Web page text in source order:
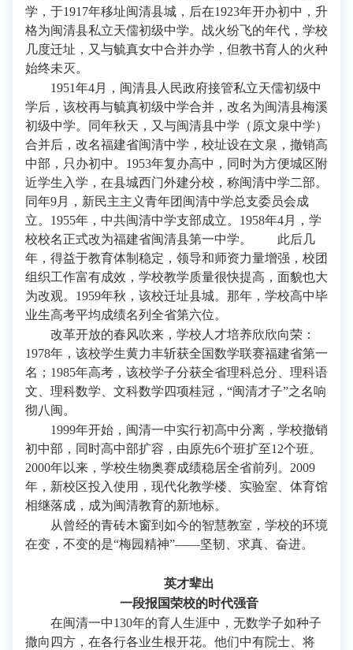
学，于1917年移址闽清县城，后在1923年开办初中，升
格为闽清县私立天儒初级中学。战火纷飞的年代，学校
几度迁址，又与毓真女中合并办学，但教书育人的火种
始终未灭。
1951年4月，闽清县人民政府接管私立天儒初级中
学后，该校再与毓真初级中学合并，改名为闽清县梅溪
初级中学。同年秋天，又与闽清县中学（原文泉中学）
合并后，改名福建省闽清中学，校址设在文泉，撤销高
中部，只办初中。1953年复办高中，同时为方便城区附
近学生入学，在县城西门外建分校，称闽清中学二部。
同年9月，新民主主义青年团闽清中学总支委员会成
立。1955年，中共闽清中学支部成立。1958年4月，学
校校名正式改为福建省闽清县第一中学。 此后几
年，得益于教育体制稳定，领导和师资力量增强，校团
组织工作富有成效，学校教学质量很快提高，面貌也大
为改观。1959年秋，该校迁址县城。那年，学校高中毕
业生高考平均成绩名列全省第六位。
改革开放的春风吹来，学校人才培养欣欣向荣：
1978年，该校学生黄力丰斩获全国数学联赛福建省第一
名；1985年高考，该校学子分获全省理科总分、理科语
文、理科数学、文科数学四项桂冠，“闽清才子”之名响
彻八闽。
1999年开始，闽清一中实行初高中分离，学校撤销
初中部，同时高中部扩容，由原先6个班扩至12个班。
2000年以来，学校生物奥赛成绩稳居全省前列。2009
年，新校区投入使用，现代化教学楼、实验室、体育馆
相继落成，成为闽清教育的新地标。
从曾经的青砖木窗到如今的智慧教室，学校的环境
在变，不变的是“梅园精神”——坚韧、求真、奋进。
英才辈出
一段报国荣校的时代强音
在闽清一中130年的育人生涯中，无数学子如种子
撒向四方，在各行各业生根开花。他们中有院士、将